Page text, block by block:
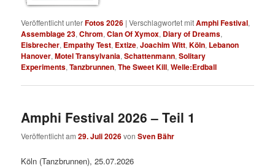
Veröffentlicht unterFotos 2026 |Verschlagwortet mitAmphi Festival,
Assemblage 23,Chrom,Clan Of Xymox, Diary of Dreams,
Eisbrecher, Empathy Test, Extize,Joachim Witt,Köln, Lebanon
Hanover,Motel Transylvania,Schattenmann,Solitary
Experiments,Tanzbrunnen,The Sweet Kill,Welle:Erdball
Amphi Festival 2026 – Teil 1
Veröffentlicht am29. Juli 2026vonSven Bähr
Köln (Tanzbrunnen), 25.07.2026